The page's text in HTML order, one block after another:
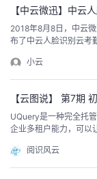
堂
我
的
课
程
我
的
认
我
的
我
我
的
术
支
我
云
声
【中云微迅】中云
2018年8月8日，中云
布了中云人脸识别云考
时代。这款产品有哪些
小云
【云图说】 第7期
UQuery是一种完全托
企业多租户能力，可以
阅识风云